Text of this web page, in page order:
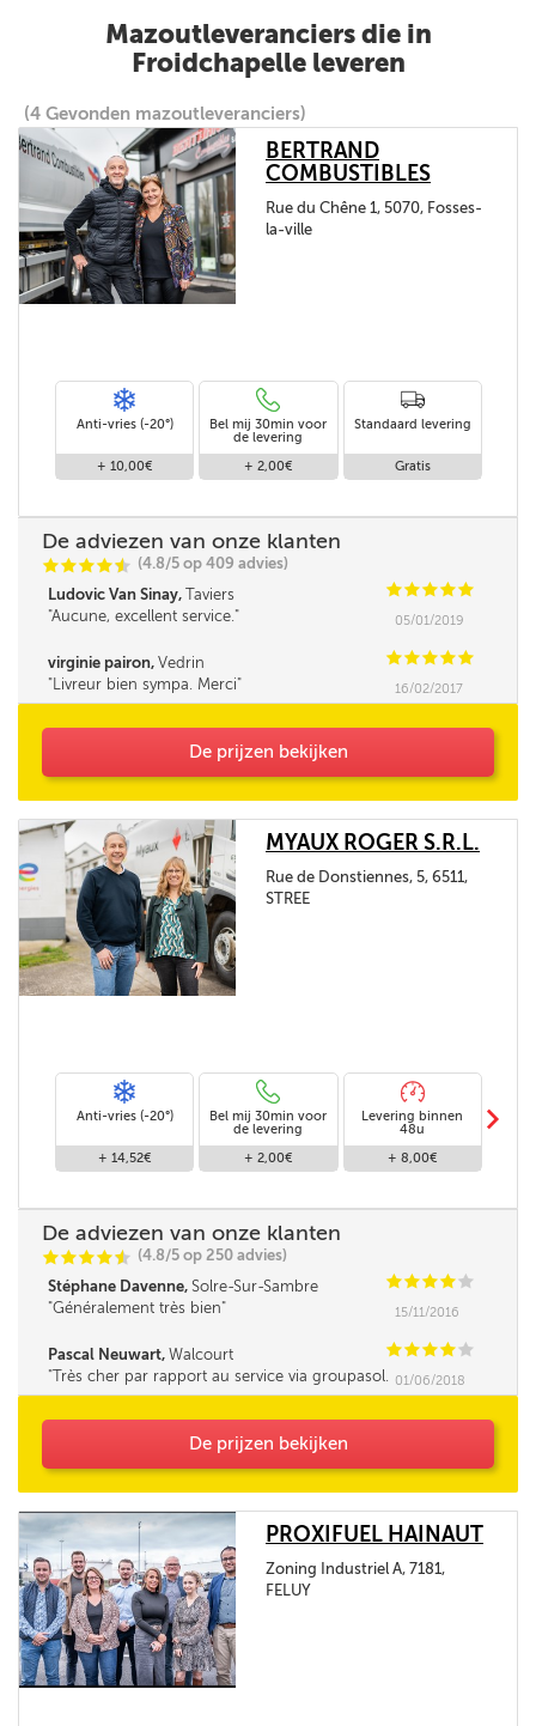
Mazoutleveranciers die in
Froidchapelle leveren
(4 Gevonden mazoutleveranciers)
BERTRAND
COMBUSTIBLES
Rue du Chêne 1, 5070, Fosses-
la-ville
Anti-vries (-20°)
+ 10,00€
Bel mij 30min voor
de levering
+ 2,00€
Standaard levering
Gratis
De adviezen van onze klanten
CCCCi
@ (4.8/5 op 409 advies)
Ludovic Van Sinay, Taviers CCCCC
Aucune, excellent service.
05/01/2019
virginie pairon, Vedrin CCCCC
Livreur bien sympa. Merci
16/02/2017
De prijzen bekijken
MYAUX ROGER S.R.L.
Rue de Donstiennes, 5, 6511,
STREE
Anti-vries (-20°)
+ 14,52€
Bel mij 30min voor
de levering
+ 2,00€
Levering binnen
48u
+ 8,00€
m
De adviezen van onze klanten
CCCCi
@ (4.8/5 op 250 advies)
Stéphane Davenne, Solre-Sur-Sambre CCCC C
Généralement très bien
15/11/2016
Pascal Neuwart, Walcourt CCCC C
Très cher par rapport au service via groupasol.
Seul le délai m'a obligé à commander là. Je m'y
la qualité du service mais chacun agit de la
01/06/2018
De prijzen bekijken
PROXIFUEL HAINAUT
Zoning Industriel A, 7181,
FELUY